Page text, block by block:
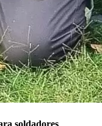
soldadores